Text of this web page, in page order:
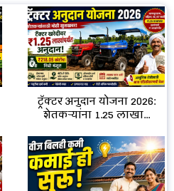
ट्रॅक्टर अनुदान योजना 2026:
शेतकऱ्यांना ₹1.25 लाखा...